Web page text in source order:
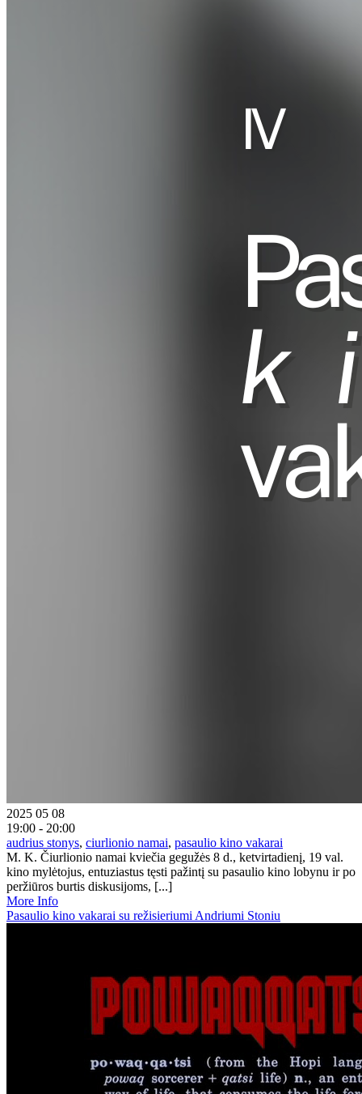
2025 05 08
19:00 - 20:00
audrius stonys, ciurlionio namai, pasaulio kino vakarai
M. K. Čiurlionio namai kviečia gegužės 8 d., ketvirtadienį, 19 val.
kino mylėtojus, entuziastus tęsti pažintį su pasaulio kino lobynu ir po
peržiūros burtis diskusijoms, [...]
More Info
Pasaulio kino vakarai su režisieriumi Andriumi Stoniu